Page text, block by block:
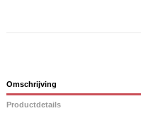
Omschrijving
Productdetails